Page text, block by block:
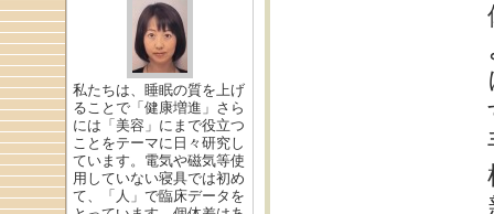
私たちは、睡眠の質を上げ
ることで「健康増進」さら
には「美容」にまで役立つ
ことをテーマに日々研究し
ています。電気や磁気等使
用していない寝具では初め
て、「人」で臨床データを